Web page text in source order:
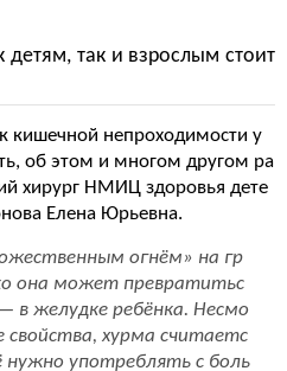
детям, так и взрослым стоит
кишечной непроходимости у
об этом и многом другом ра
хирург НМИЦ здоровья дете
Елена Юрьевна.
огнём» на гр
она может превратитьс
в желудке ребёнка. Несмо
свойства, хурма считаетс
нужно употреблять с боль